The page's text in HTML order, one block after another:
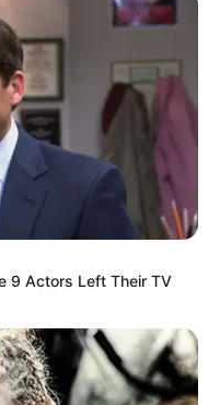
coba deh beri
dari rotan. Kesan
rumah
9 Actors Left Their TV